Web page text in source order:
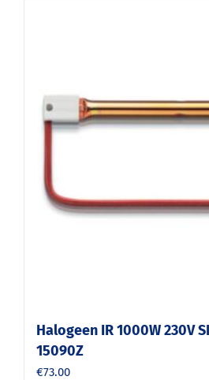
Halogeen IR 1000W 230V
15090Z
€73.00